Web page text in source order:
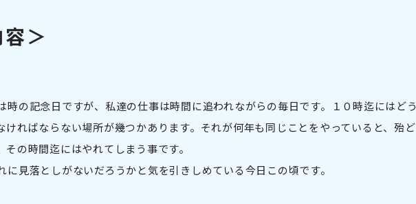
＞
時の記念日ですが、私達の仕事は時間に追われながらの毎日です。１０時迄にはどう
ければならない場所が幾つかあります。それが何年も同じことをやっていると、殆ど
その時間迄にはやれてしまう事です。
に見落としがないだろうかと気を引きしめている今日この頃です。